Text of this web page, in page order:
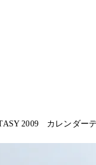
2009 カレンダー